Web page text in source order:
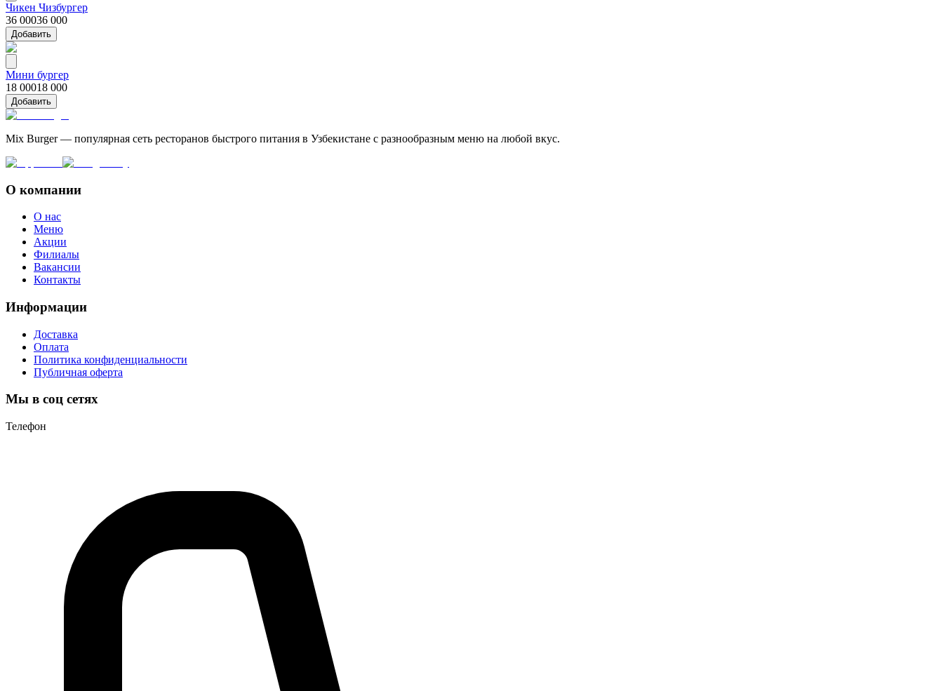
Чикен Чизбургер
36 00036 000
Добавить
Мини бургер
18 00018 000
Добавить
Mix Burger — популярная сеть ресторанов быстрого питания в Узбекистане с разнообразным меню на любой вкус.
О компании
О нас
Меню
Акции
Филиалы
Вакансии
Контакты
Информации
Доставка
Оплата
Политика конфиденциальности
Публичная оферта
Мы в соц сетях
Телефон